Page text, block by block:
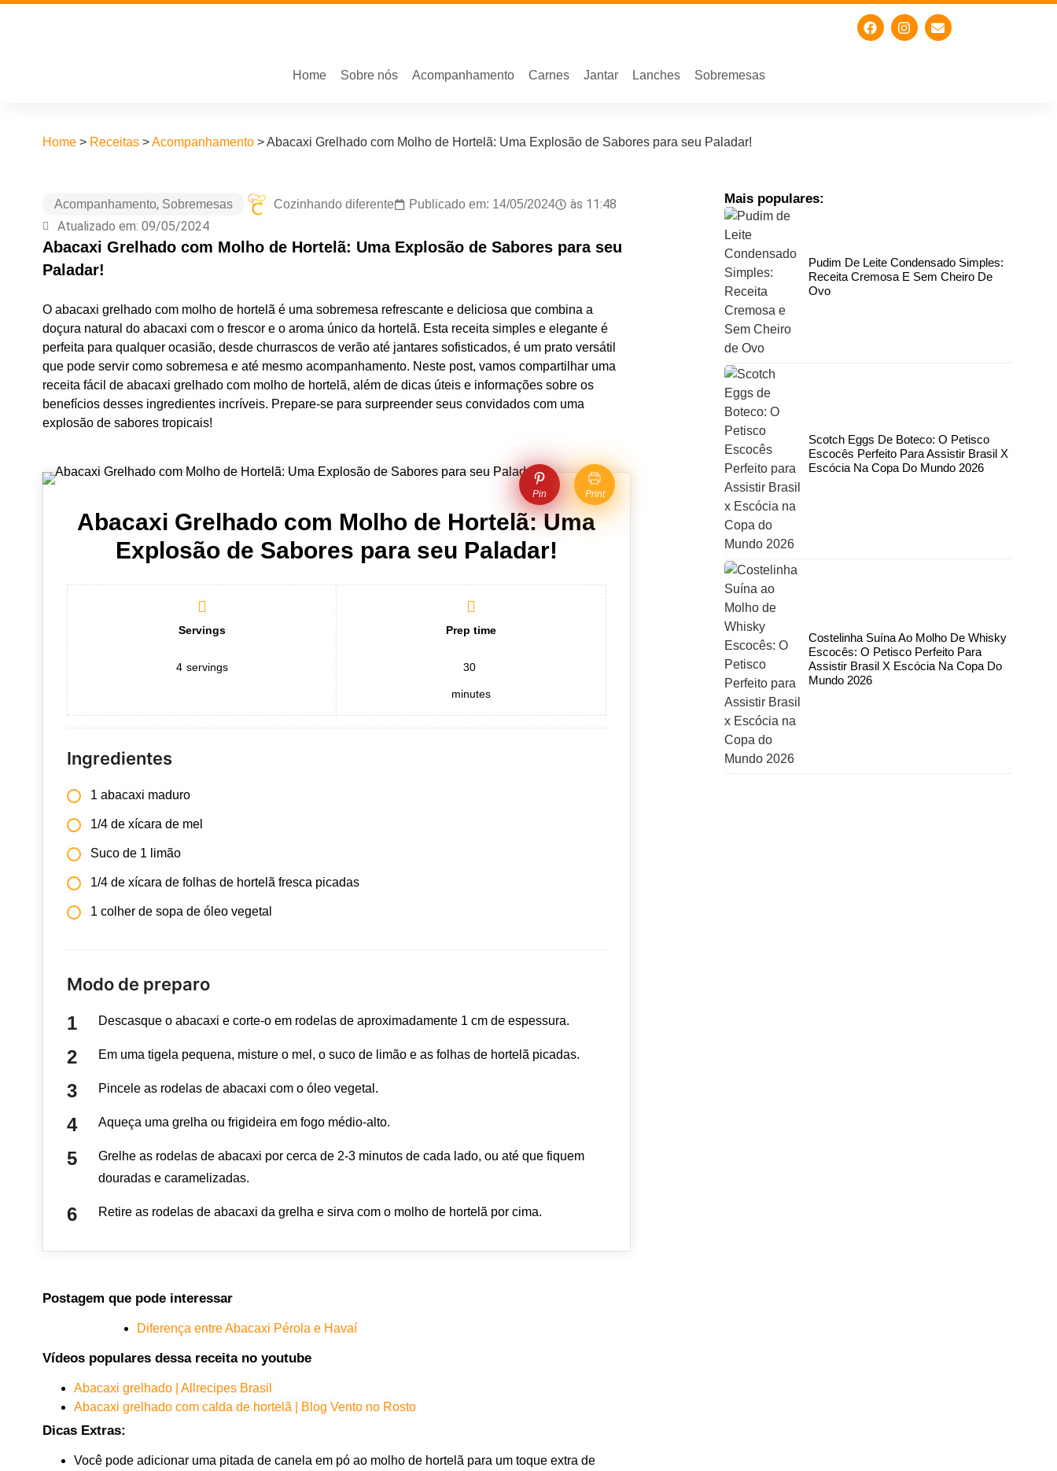
Home Sobre nós Acompanhamento Carnes Jantar Lanches Sobremesas
Home> Receitas>Acompanhamento>Abacaxi Grelhado com Molho de Hortelã: Uma Explosão de Sabores para seu Paladar!
Acompanhamento, Sobremesas Cozinhando diferente Publicado em: 14/05/2024 às 11:48
Atualizado em: 09/05/2024
Abacaxi Grelhado com Molho de Hortelã: Uma Explosão de Sabores para seu
Paladar!
O abacaxi grelhado com molho de hortelã é uma sobremesa refrescante e deliciosa que combina a
doçura natural do abacaxi com o frescor e o aroma único da hortelã. Esta receita simples e elegante é
perfeita para qualquer ocasião, desde churrascos de verão até jantares sofisticados, é um prato versátil
que pode servir como sobremesa e até mesmo acompanhamento. Neste post, vamos compartilhar uma
receita fácil de abacaxi grelhado com molho de hortelã, além de dicas úteis e informações sobre os
benefícios desses ingredientes incríveis. Prepare-se para surpreender seus convidados com uma
explosão de sabores tropicais!
Pin Print
Abacaxi Grelhado com Molho de Hortelã: Uma
Explosão de Sabores para seu Paladar!
Servings
4 servings
Prep time
30
minutes
Ingredientes
1 abacaxi maduro
1/4 de xícara de mel
Suco de 1 limão
1/4 de xícara de folhas de hortelã fresca picadas
1 colher de sopa de óleo vegetal
Modo de preparo
Descasque o abacaxi e corte-o em rodelas de aproximadamente 1 cm de espessura.
Em uma tigela pequena, misture o mel, o suco de limão e as folhas de hortelã picadas.
Pincele as rodelas de abacaxi com o óleo vegetal.
Aqueça uma grelha ou frigideira em fogo médio-alto.
Grelhe as rodelas de abacaxi por cerca de 2-3 minutos de cada lado, ou até que fiquem
douradas e caramelizadas.
Retire as rodelas de abacaxi da grelha e sirva com o molho de hortelã por cima.
Postagem que pode interessar
Diferença entre Abacaxi Pérola e Havaí
Vídeos populares dessa receita no youtube
Abacaxi grelhado | Allrecipes Brasil
Abacaxi grelhado com calda de hortelã | Blog Vento no Rosto
Dicas Extras:
Você pode adicionar uma pitada de canela em pó ao molho de hortelã para um toque extra de
Mais populares:
Pudim De Leite Condensado Simples:
Receita Cremosa E Sem Cheiro De
Ovo
Scotch Eggs De Boteco: O Petisco
Escocês Perfeito Para Assistir Brasil X
Escócia Na Copa Do Mundo 2026
Costelinha Suína Ao Molho De Whisky
Escocês: O Petisco Perfeito Para
Assistir Brasil X Escócia Na Copa Do
Mundo 2026